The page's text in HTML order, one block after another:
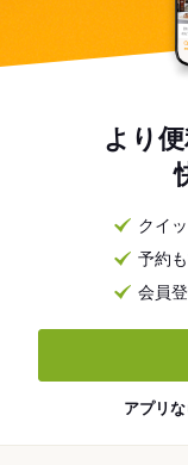
より
クイ
予約
会員
アプリ